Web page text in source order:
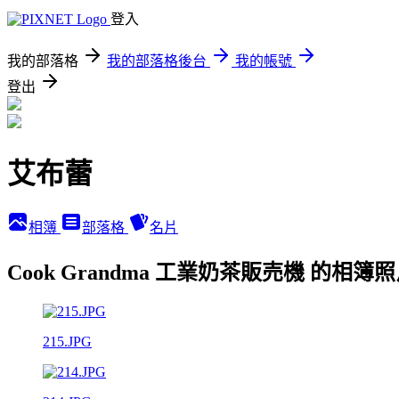
登入
我的部落格 我的部落格後台
我的帳號
登出
艾布蕾
相簿 部落格 名片
Cook Grandma 工業奶茶販売機 的相簿
215.JPG